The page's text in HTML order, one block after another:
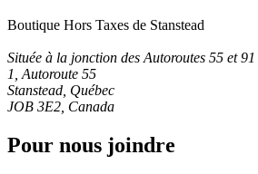
Boutique Hors Taxes de Stanstead
Située à la jonction des Autoroutes 55 et 91
1, Autoroute 55
Stanstead, Québec
JOB 3E2, Canada
Pour nous joindre